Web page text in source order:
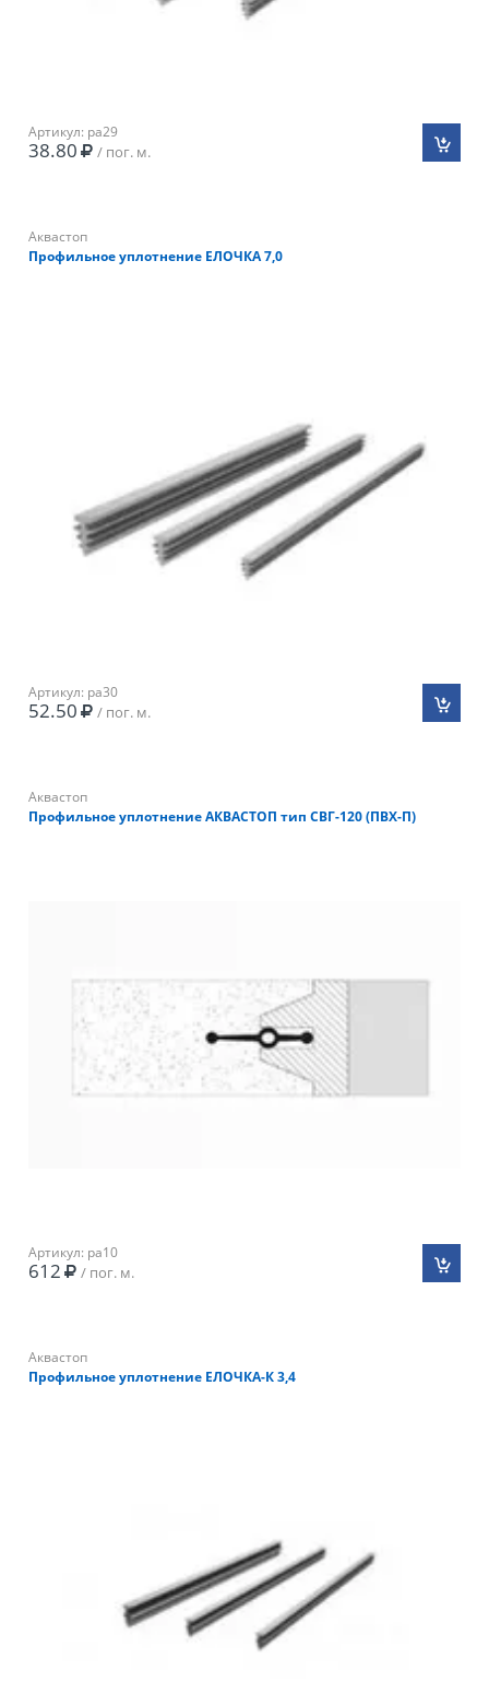
Артикул: pa29
38.80 / пог. м.
Аквастоп
Профильное уплотнение ЕЛОЧКА 7,0
Артикул: pa30
52.50 / пог. м.
Аквастоп
Профильное уплотнение АКВАСТОП тип СВГ-120 (ПВХ-П)
Артикул: pa10
612 / пог. м.
Аквастоп
Профильное уплотнение ЕЛОЧКА-К 3,4